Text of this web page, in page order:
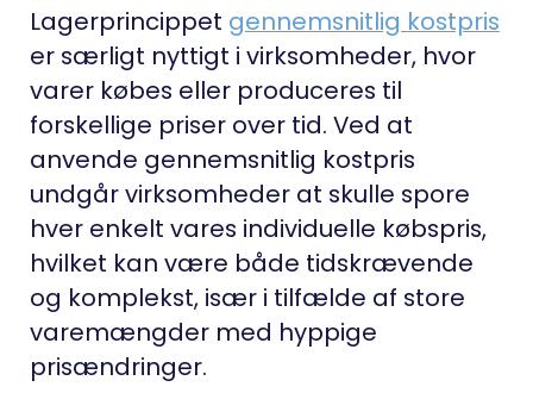
Lagerprincippet gennemsnitlig kostpris
er særligt nyttigt i virksomheder, hvor
varer købes eller produceres til
forskellige priser over tid. Ved at
anvende gennemsnitlig kostpris
undgår virksomheder at skulle spore
hver enkelt vares individuelle købspris,
hvilket kan være både tidskrævende
og komplekst, især i tilfælde af store
varemængder med hyppige
prisændringer.